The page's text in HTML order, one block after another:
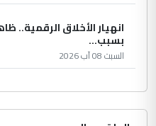
انهيار الأخلاق الرقمية..
بسبب...
السبت 08 آب 2026